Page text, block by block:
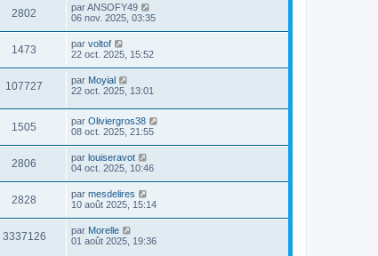
2802 parANSOFY49
06 nov. 2025, 03:35
1473 par voltof
22 oct. 2025, 15:52
107727 par Moyial
22 oct. 2025, 13:01
1505 par Oliviergros38
08 oct. 2025, 21:55
2806 par louiseravot
04 oct. 2025, 10:46
2828 par mesdelires
10 août 2025, 15:14
3337126 par Morelle
01 août 2025, 19:36